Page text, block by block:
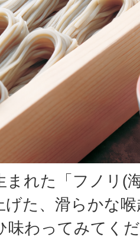
まれた「フノリ(
げた、滑らかな
味わってみてく